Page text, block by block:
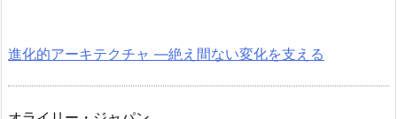
進化的アーキテクチャ ―絶え間ない変化を支える